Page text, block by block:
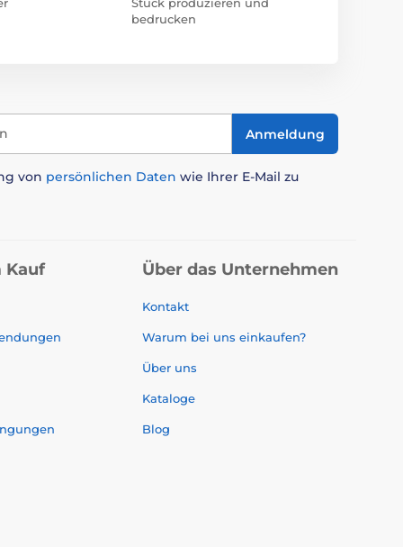
bedrucken
Anmeldung
von persönlichen Daten wie Ihrer E-Mail zu
Kauf Über das Unternehmen
Kontakt
Warum bei uns einkaufen?
Über uns
Kataloge
Blog